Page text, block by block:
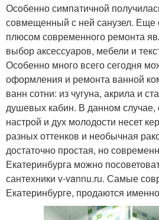
Особенно симпатичной
совмещенный с ней санузел. Еще
плюсом современного ремонта
выбор аксессуаров, мебели и
Особенно много всего сегодня
оформления и ремонта ванной
ванн сотни: из чугуна, акрила и
душевых кабин. В данном
настрой и дух молодости несет
разных оттенков и необычная
достаточно простая, но
Екатеринбурга можно
сантехники v-vannu.ru. Самые
Екатеринбурге, продаются